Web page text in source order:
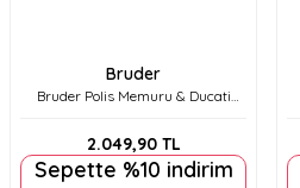
Bruder
Bruder Polis Memuru & Ducati
2.049,90TL
Sepette %10 indirim